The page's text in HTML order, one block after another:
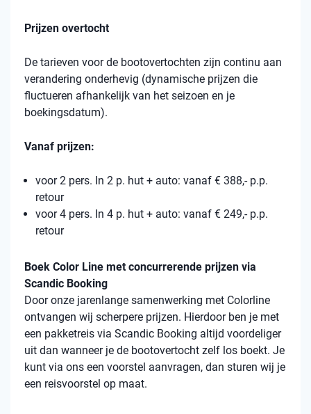
Prijzen overtocht
De tarieven voor de bootovertochten zijn continu aan
verandering onderhevig (dynamische prijzen die
fluctueren afhankelijk van het seizoen en je
boekingsdatum).
Vanaf prijzen:
voor 2 pers. In 2 p. hut + auto: vanaf € 388,- p.p.
retour
voor 4 pers. In 4 p. hut + auto: vanaf € 249,- p.p.
retour
Boek Color Line met concurrerende prijzen via
Scandic Booking
Door onze jarenlange samenwerking met Colorline
ontvangen wij scherpere prijzen. Hierdoor ben je met
een pakketreis via Scandic Booking altijd voordeliger
uit dan wanneer je de bootovertocht zelf los boekt. Je
kunt via ons een voorstel aanvragen, dan sturen wij je
een reisvoorstel op maat.